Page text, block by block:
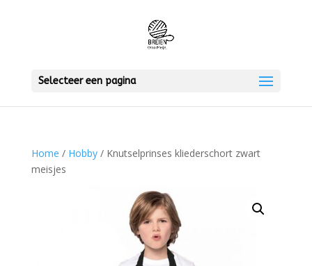
Selecteer een pagina
Home / Hobby/ Knutselprinses kliederschort zwart
meisjes